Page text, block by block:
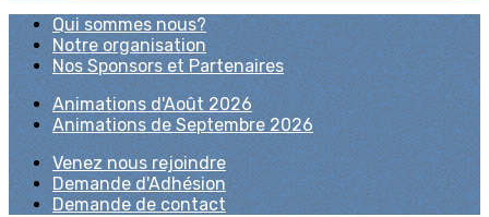
Qui sommes nous?
Notre organisation
Nos Sponsors et Partenaires
Animations d'Août 2026
Animations de Septembre 2026
Venez nous rejoindre
Demande d'Adhésion
Demande de contact